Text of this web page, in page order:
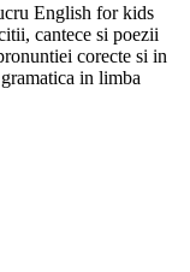
English for kids
cantece si poezii
corecte si in
in limba